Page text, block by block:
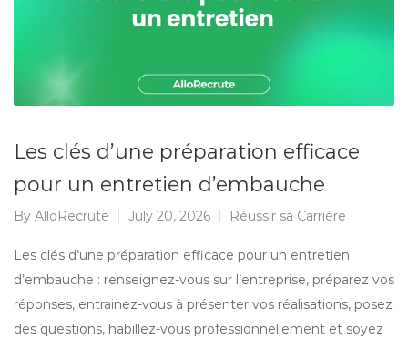
Les clés d’une préparation efficace
pour un entretien d’embauche
By AlloRecrute July 20, 2026 Réussir sa Carrière
Les clés d’une préparation efficace pour un entretien
d’embauche : renseignez-vous sur l’entreprise, préparez vos
réponses, entrainez-vous à présenter vos réalisations, posez
des questions, habillez-vous professionnellement et soyez